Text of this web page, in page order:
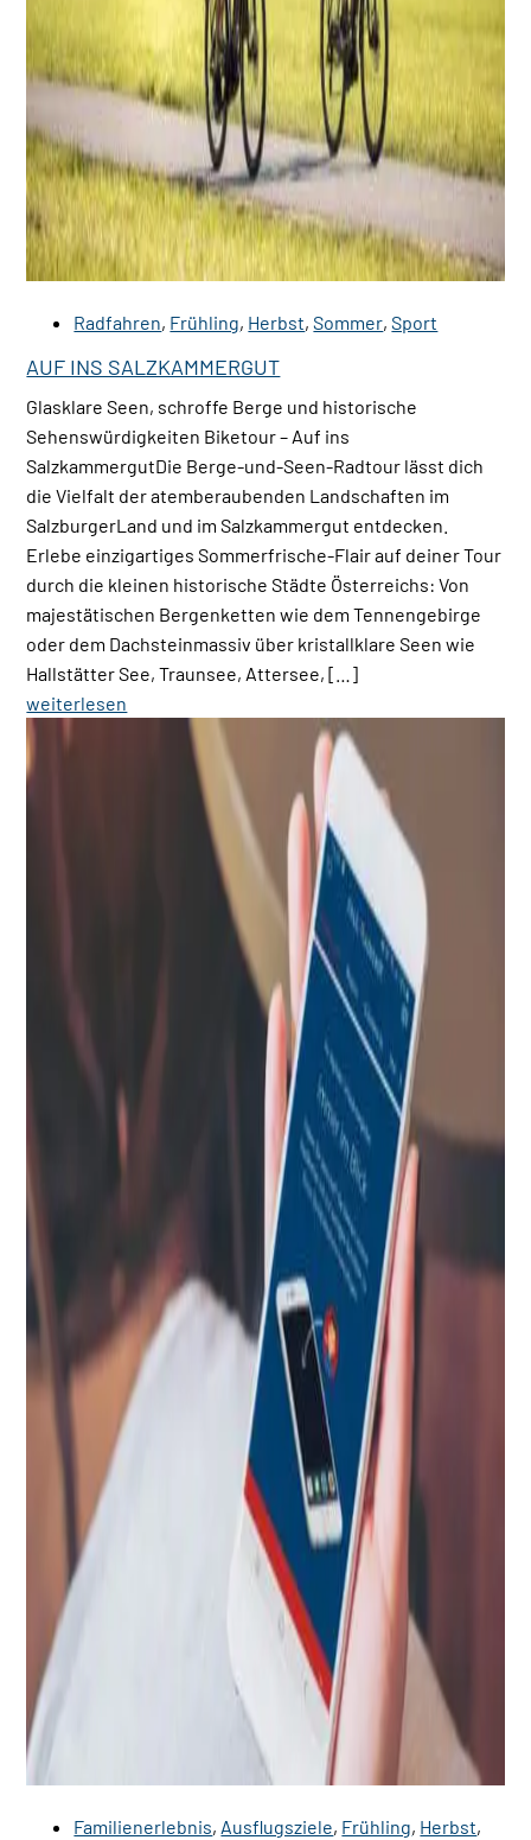
Radfahren, Frühling, Herbst,Sommer,Sport
AUF INS SALZKAMMERGUT
Glasklare Seen, schroffe Berge und historische
Sehenswürdigkeiten Biketour – Auf ins
SalzkammergutDie Berge-und-Seen-Radtour lässt dich
die Vielfalt der atemberaubenden Landschaften im
SalzburgerLand und im Salzkammergut entdecken.
Erlebe einzigartiges Sommerfrische-Flair auf deiner Tour
durch die kleinen historische Städte Österreichs: Von
majestätischen Bergenketten wie dem Tennengebirge
oder dem Dachsteinmassiv über kristallklare Seen wie
Hallstätter See, Traunsee, Attersee, […]
weiterlesen
Familienerlebnis, Ausflugsziele, Frühling, Herbst,